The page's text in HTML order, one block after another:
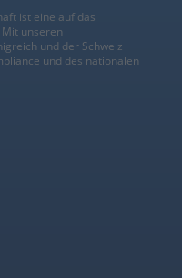
ist eine auf das
unseren
und der Schweiz
und des nationalen